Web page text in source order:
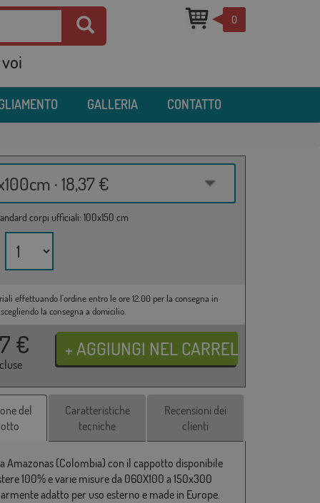
0
GALLERIA CONTATTO
· 18,37 €
corpi ufficiali: 100x150 cm
effettuando l'ordine entro le ore 12:00 per la consegna in
la consegna a domicilio.
€
del
Caratteristiche
tecniche
Recensioni dei
clienti
Amazonas (Colombia) con il cappotto disponibile
100% e varie misure da 060X100 a 150x300
adatto per uso esterno e made in Europe.